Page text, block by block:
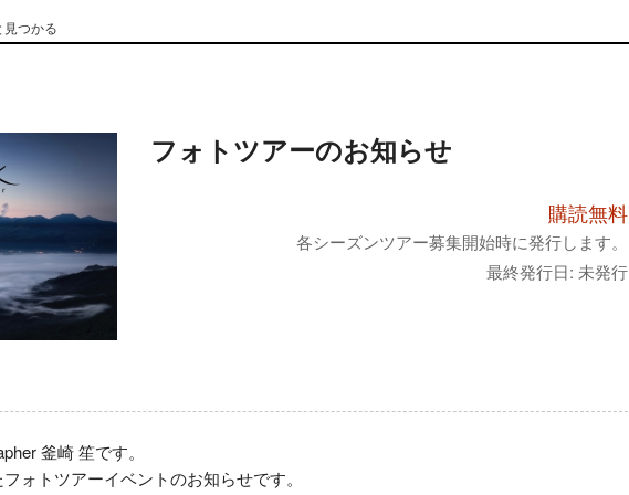
つかる
フォトツアーのお知らせ
購読無料
各シーズンツアー募集開始時に発行します。
最終発行日: 未発行
釜崎 笙です。
ォトツアーイベントのお知らせです。